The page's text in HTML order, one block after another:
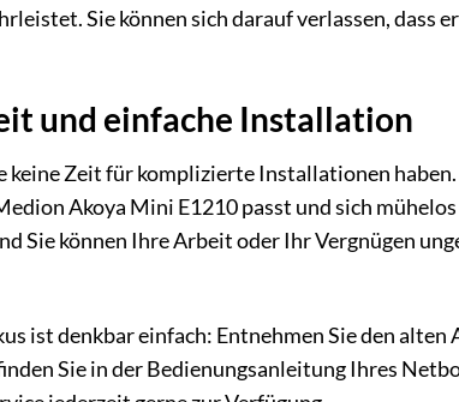
Sie können sich darauf verlassen, dass
und einfache Installation
keine Zeit für komplizierte Installationen
Akoya Mini E1210 passt und sich
Sie können Ihre Arbeit oder Ihr Vergnügen
ist denkbar einfach: Entnehmen Sie den alten
Sie in der Bedienungsanleitung Ihres